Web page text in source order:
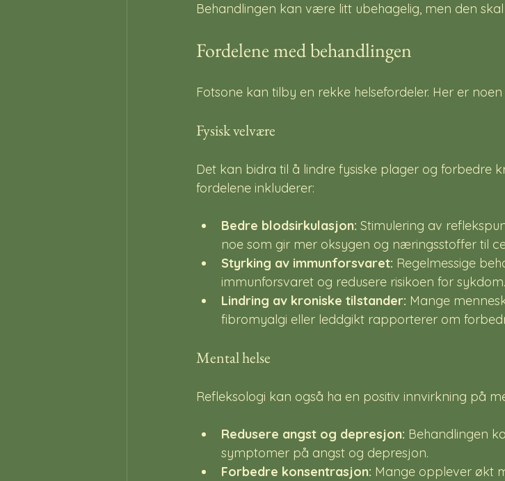
Behandlingen kan være litt ubehagelig, men den
Fordelene med behandlingen
Fotsone kan tilby en rekke helsefordeler. Her er
Fysisk velvære
Det kan bidra til å lindre fysiske plager og forbedre
fordelene inkluderer:
Bedre blodsirkulasjon: Stimulering av
noe som gir mer oksygen og næringsstoffer til
Styrking av immunforsvaret: Regelmessige
immunforsvaret og redusere risikoen for sykdom.
Lindring av kroniske tilstander: Mange
fibromyalgi eller leddgikt rapporterer om
Mental helse
Refleksologi kan også ha en positiv innvirkning på
Redusere angst og depresjon: Behandlingen
symptomer på angst og depresjon.
Forbedre konsentrasjon: Mange opplever økt